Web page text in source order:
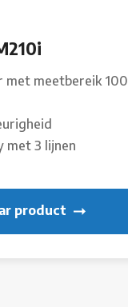
met meetbereik 100
met 3 lijnen
product